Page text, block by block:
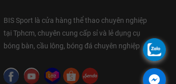
BIS Sport là cửa hàng thể thao chuyên nghiệp
tại Tphcm, chuyên cung cấp sỉ và lẻ dụng cụ
bóng bàn, cầu lông, bóng đá chuyên nghiệp